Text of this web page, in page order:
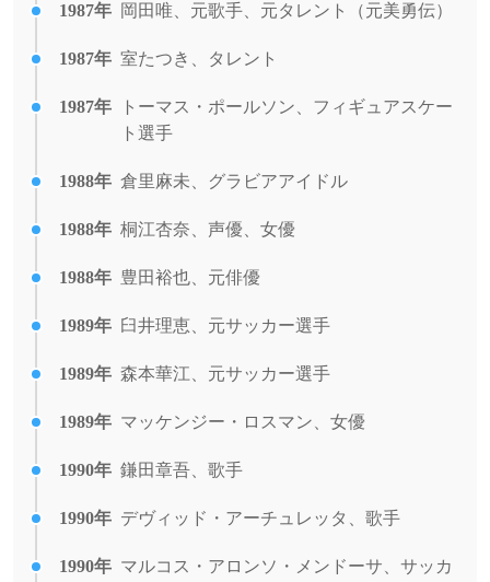
1987年 岡田唯、元歌手、元タレント（元美勇伝）
1987年 室たつき、タレント
1987年
トーマス・ポールソン、フィギュアスケー
ト選手
1988年 倉里麻未、グラビアアイドル
1988年 桐江杏奈、声優、女優
1988年 豊田裕也、元俳優
1989年 臼井理恵、元サッカー選手
1989年 森本華江、元サッカー選手
1989年 マッケンジー・ロスマン、女優
1990年 鎌田章吾、歌手
1990年 デヴィッド・アーチュレッタ、歌手
1990年 マルコス・アロンソ・メンドーサ、サッカ